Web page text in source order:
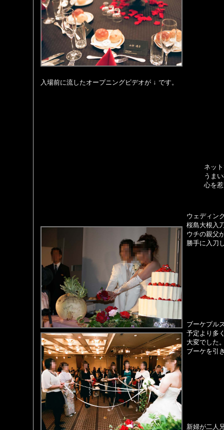
入場前に流したオープニングビデオが ↓ です。
ブーケプル
予定より多
大変でした
ブーケを引
ネッ
うま
心を
新婦が二人
ウェディン
桜島大根入
ウチの親父
勝手に入刀